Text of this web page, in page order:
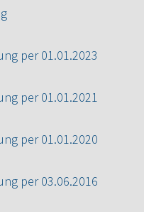
per 01.01.2023
per 01.01.2021
per 01.01.2020
per 03.06.2016